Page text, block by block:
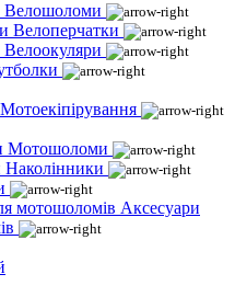
Велошоломи
Велоперчатки
Велоокуляри
Мотоекіпірування
Мотошоломи
Наколінники
Аксесуари